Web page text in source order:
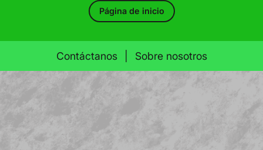
Página de inicio
Contáctanos Sobre nosotros